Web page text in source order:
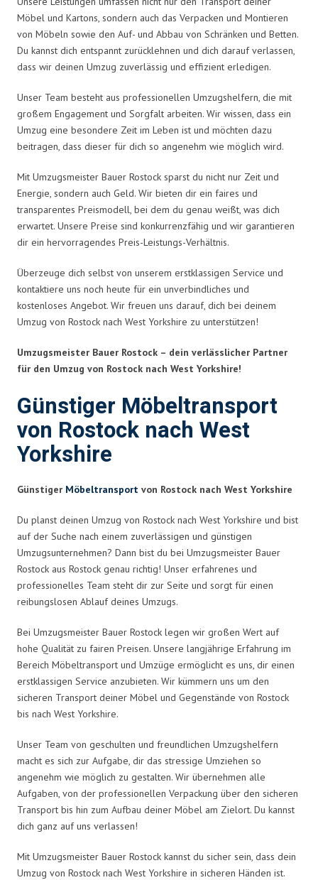
Möbel und Kartons, sondern auch das Verpacken und Montieren
von Möbeln sowie den Auf- und Abbau von Schränken und Betten.
Du kannst dich entspannt zurücklehnen und dich darauf verlassen,
dass wir deinen Umzug zuverlässig und effizient erledigen.
Unser Team besteht aus professionellen Umzugshelfern, die mit
großem Engagement und Sorgfalt arbeiten. Wir wissen, dass ein
Umzug eine besondere Zeit im Leben ist und möchten dazu
beitragen, dass dieser für dich so angenehm wie möglich wird.
Mit Umzugsmeister Bauer Rostock sparst du nicht nur Zeit und
Energie, sondern auch Geld. Wir bieten dir ein faires und
transparentes Preismodell, bei dem du genau weißt, was dich
erwartet. Unsere Preise sind konkurrenzfähig und wir garantieren
dir ein hervorragendes Preis-Leistungs-Verhältnis.
Überzeuge dich selbst von unserem erstklassigen Service und
kontaktiere uns noch heute für ein unverbindliches und
kostenloses Angebot. Wir freuen uns darauf, dich bei deinem
Umzug von Rostock nach West Yorkshire zu unterstützen!
Umzugsmeister Bauer Rostock – dein verlässlicher Partner
für den Umzug von Rostock nach West Yorkshire!
Günstiger Möbeltransport
von Rostock nach West
Yorkshire
Günstiger Möbeltransport von Rostock nach West Yorkshire
Du planst deinen Umzug von Rostock nach West Yorkshire und bist
auf der Suche nach einem zuverlässigen und günstigen
Umzugsunternehmen? Dann bist du bei Umzugsmeister Bauer
Rostock aus Rostock genau richtig! Unser erfahrenes und
professionelles Team steht dir zur Seite und sorgt für einen
reibungslosen Ablauf deines Umzugs.
Bei Umzugsmeister Bauer Rostock legen wir großen Wert auf
hohe Qualität zu fairen Preisen. Unsere langjährige Erfahrung im
Bereich Möbeltransport und Umzüge ermöglicht es uns, dir einen
erstklassigen Service anzubieten. Wir kümmern uns um den
sicheren Transport deiner Möbel und Gegenstände von Rostock
bis nach West Yorkshire.
Unser Team von geschulten und freundlichen Umzugshelfern
macht es sich zur Aufgabe, dir das stressige Umziehen so
angenehm wie möglich zu gestalten. Wir übernehmen alle
Aufgaben, von der professionellen Verpackung über den sicheren
Transport bis hin zum Aufbau deiner Möbel am Zielort. Du kannst
dich ganz auf uns verlassen!
Mit Umzugsmeister Bauer Rostock kannst du sicher sein, dass dein
Umzug von Rostock nach West Yorkshire in sicheren Händen ist.